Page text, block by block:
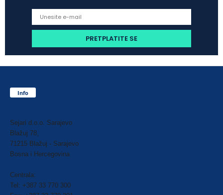
Info
Sejari d.o.o. Sarajevo
Blažuj 78,
71215 Blažuj - Sarajevo
Bosna i Hercegovina
Centrala:
Tel: +387 33 770 300